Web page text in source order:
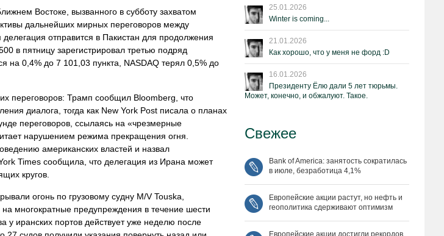
Востоке, вызванного в субботу захватом
дальнейших мирных переговоров между
отправится в Пакистан для продолжения
в пятницу зарегистрировал третью подряд
на 0,4% до 7 101,03 пункта, NASDAQ терял 0,5% до
переговоров: Трамп сообщил Bloomberg, что
диалога, тогда как New York Post писала о планах
переговоров, ссылаясь на «чрезмерные
нарушением режима прекращения огня.
американских властей и назвал
Times сообщила, что делегация из Ирана может
кругов.
огонь по грузовому судну M/V Touska,
многократные предупреждения в течение шести
иранских портов действует уже неделю после
25.01.2026
Winter is coming...
21.01.2026
Как хорошо, что у меня не форд :D
16.01.2026
Президенту Ёлю дали 5 лет тюрьмы.
Может, конечно, и обжалуют. Такое.
Свежее
Bank of America: занятость сократилась
в июле, безработица 4,1%
Европейские акции растут, но нефть и
геополитика сдерживают оптимизм
Европейские акции достигли рекордов